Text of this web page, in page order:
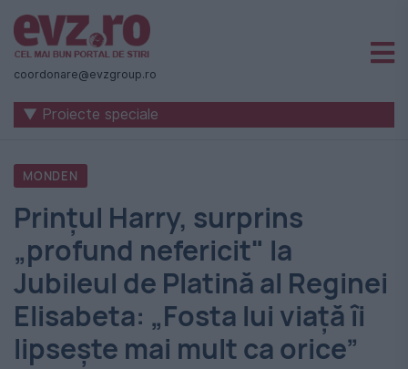
Știri
naționale
internaționale
România
-
Evenimentul
Zilei
coordonare@evzgroup.ro
▼ Proiecte speciale
MONDEN
Prințul Harry, surprins
„profund nefericit" la
Jubileul de Platină al Reginei
Elisabeta: „Fosta lui viață îi
lipsește mai mult ca orice”